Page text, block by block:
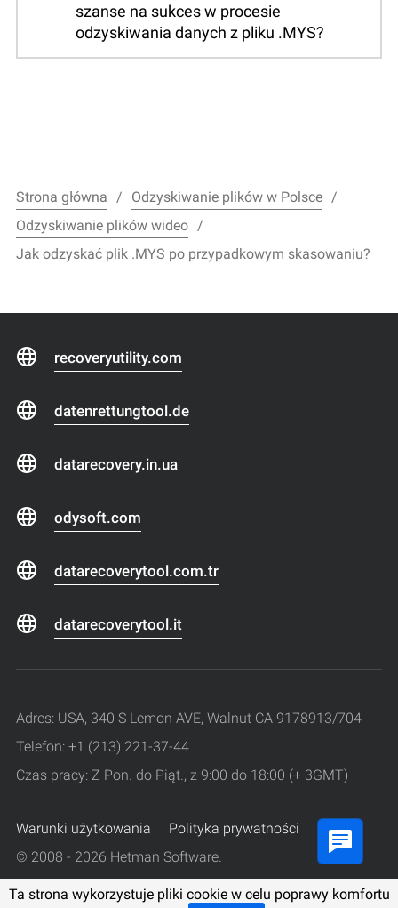
szanse na sukces w procesie
odzyskiwania danych z pliku .MYS?
Ta strona wykorzystuje pliki cookie w celu poprawy komfortu
Strona główna
Odzyskiwanie plików w Polsce
Odzyskiwanie plików wideo
Jak odzyskać plik .MYS po przypadkowym skasowaniu?
recoveryutility.com
datenrettungtool.de
datarecovery.in.ua
odysoft.com
datarecoverytool.com.tr
datarecoverytool.it
Adres: USA, 340 S Lemon AVE, Walnut CA 9178913/704
Telefon: +1 (213) 221-37-44
Czas pracy: Z Pon. do Piąt., z 9:00 do 18:00 (+ 3GMT)
Warunki użytkowania
Polityka prywatności
© 2008 - 2026 Hetman Software.
Wszelkie prawa zastrzeżone.